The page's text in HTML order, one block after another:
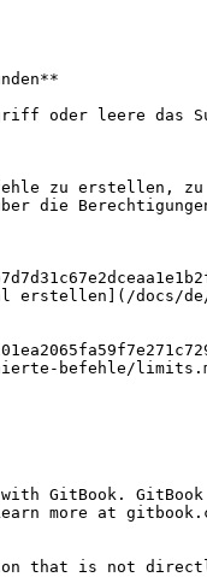
oder leere das
zu erstellen,
die
erstellen](/docs/
befehle/
GitBook.
more at
that is not